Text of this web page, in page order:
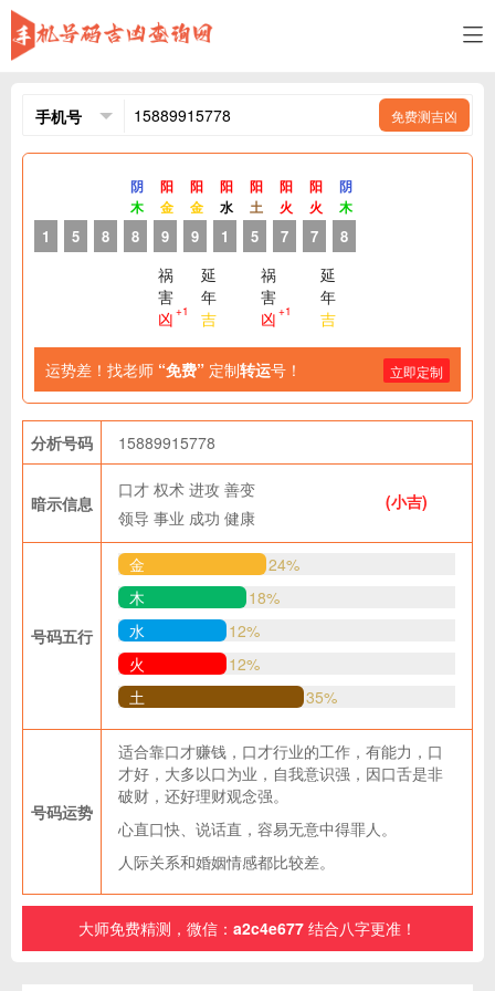
免费测吉凶
1 5 8
阴
木
8
阳
金
9
阳
金
9
祸
害
凶 +1
阳
水
1
延
年
吉
阳
土
5
阳
火
7
阳
火
7
祸
害
凶 +1
阴
木
8
延
年
吉
运势差！找老师 “免费” 定制转运号！ 立即定制
分析号码 15889915778
暗示信息
口才 权术 进攻 善变
领导 事业 成功 健康
(小吉)
号码五行
金
24%
木
18%
水
12%
火
12%
土
35%
号码运势
适合靠口才赚钱，口才行业的工作，有能力，口
才好，大多以口为业，自我意识强，因口舌是非
破财，还好理财观念强。
心直口快、说话直，容易无意中得罪人。
人际关系和婚姻情感都比较差。
大师免费精测，微信： a2c4e677 结合八字更准！